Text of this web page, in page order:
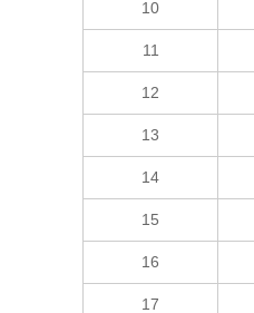
10
11
12
13
14
15
16
17